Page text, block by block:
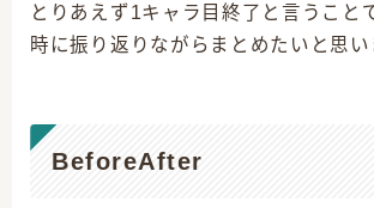
とりあえず1キャラ目終了と言うこと
時に振り返りながらまとめたいと思い
BeforeAfter